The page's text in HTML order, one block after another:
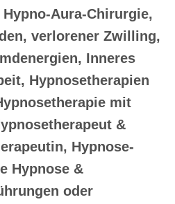
Aura-Chirurgie,
verlorener Zwilling,
Inneres
Hypnosetherapien
mit
&
Hypnose-
Hypnose &
oder